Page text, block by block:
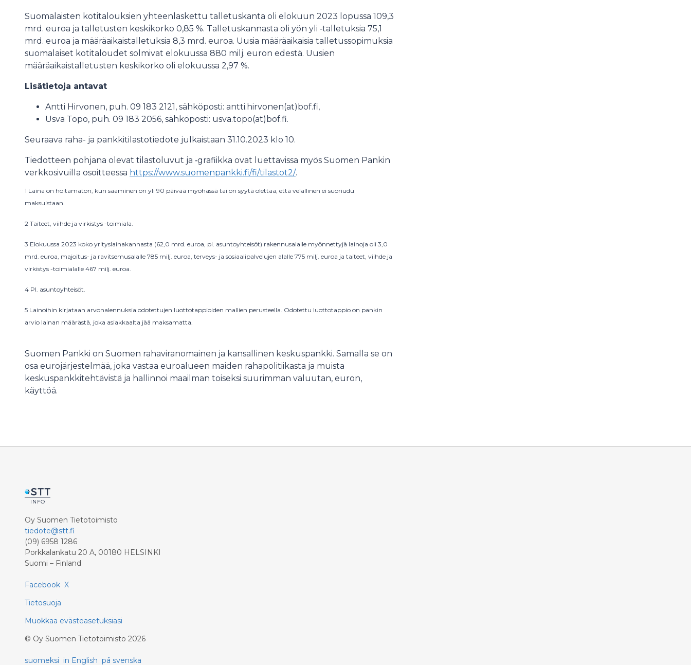
Suomalaisten kotitalouksien yhteenlaskettu talletuskanta oli elokuun 2023 lopussa 109,3
mrd. euroa ja talletusten keskikorko 0,85 %. Talletuskannasta oli yön yli ‑talletuksia 75,1
mrd. euroa ja määräaikaistalletuksia 8,3 mrd. euroa. Uusia määräaikaisia talletussopimuksia
suomalaiset kotitaloudet solmivat elokuussa 880 milj. euron edestä. Uusien
määräaikaistalletusten keskikorko oli elokuussa 2,97 %.
Lisätietoja antavat
Antti Hirvonen, puh. 09 183 2121, sähköposti: antti.hirvonen(at)bof.fi,
Usva Topo, puh. 09 183 2056, sähköposti: usva.topo(at)bof.fi.
Seuraava raha- ja pankkitilastotiedote julkaistaan 31.10.2023 klo 10.
Tiedotteen pohjana olevat tilastoluvut ja ‑grafiikka ovat luettavissa myös Suomen Pankin
verkkosivuilla osoitteessa https://www.suomenpankki.fi/fi/tilastot2/.
1 Laina on hoitamaton, kun saaminen on yli 90 päivää myöhässä tai on syytä olettaa, että velallinen ei suoriudu
maksuistaan.
2 Taiteet, viihde ja virkistys -toimiala.
3 Elokuussa 2023 koko yrityslainakannasta (62,0 mrd. euroa, pl. asuntoyhteisöt) rakennusalalle myönnettyjä lainoja oli 3,0
mrd. euroa, majoitus- ja ravitsemusalalle 785 milj. euroa, terveys- ja sosiaalipalvelujen alalle 775 milj. euroa ja taiteet, viihde ja
virkistys -toimialalle 467 milj. euroa.
4 Pl. asuntoyhteisöt.
5 Lainoihin kirjataan arvonalennuksia odotettujen luottotappioiden mallien perusteella. Odotettu luottotappio on pankin
arvio lainan määrästä, joka asiakkaalta jää maksamatta.
Suomen Pankki on Suomen rahaviranomainen ja kansallinen keskuspankki. Samalla se on
osa eurojärjestelmää, joka vastaa euroalueen maiden rahapolitiikasta ja muista
keskuspankkitehtävistä ja hallinnoi maailman toiseksi suurimman valuutan, euron,
käyttöä.
Oy Suomen Tietotoimisto
tiedote@stt.fi
(09) 6958 1286
Porkkalankatu 20 A, 00180 HELSINKI
Suomi – Finland
Facebook X
Tietosuoja
Muokkaa evästeasetuksiasi
© Oy Suomen Tietotoimisto 2026
suomeksi in English på svenska